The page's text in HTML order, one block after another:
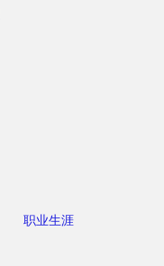
职业生涯